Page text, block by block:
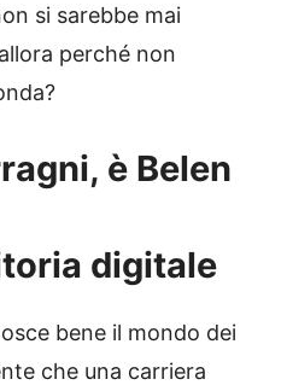
si sarebbe mai
perché non
è Belen
digitale
bene il mondo dei
che una carriera